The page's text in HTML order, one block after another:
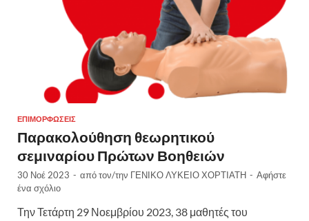
ΕΠΙΜΟΡΦΏΣΕΙΣ
Παρακολούθηση θεωρητικού
σεμιναρίου Πρώτων Βοηθειών
30 Νοέ 2023 - από τον/την ΓΕΝΙΚΟ ΛΥΚΕΙΟ ΧΟΡΤΙΑΤΗ - Αφήστε
ένα σχόλιο
Την Τετάρτη 29 Νοεμβρίου 2023, 38 μαθητές του